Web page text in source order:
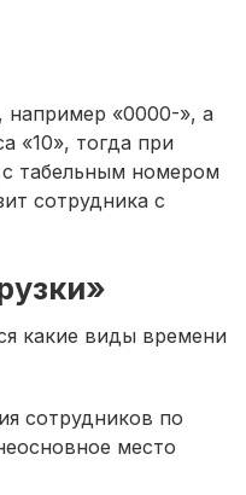
«0000-», а
«10», тогда при
табельным номером
сотрудника с
какие виды времени
сотрудников по
место